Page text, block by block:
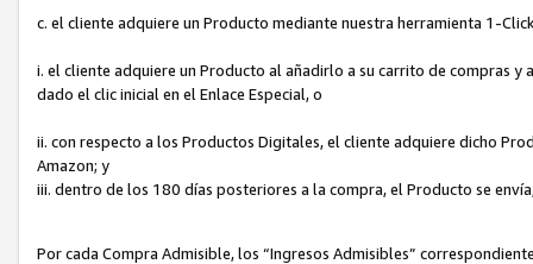
c. el cliente adquiere un Producto mediante nuestra herramienta 1-
i. el cliente adquiere un Producto al añadirlo a su carrito de compras
dado el clic inicial en el Enlace Especial, o
ii. con respecto a los Productos Digitales, el cliente adquiere dicho
Amazon; y
iii. dentro de los 180 días posteriores a la compra, el Producto se
Por cada Compra Admisible, los “Ingresos Admisibles”